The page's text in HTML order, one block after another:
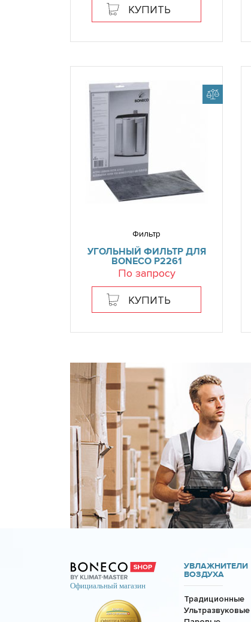
КУПИТЬ
Фильтр
УГОЛЬНЫЙ ФИЛЬТР ДЛЯ
BONECO P2261
По запросу
КУПИТЬ
УВЛАЖНИТЕЛИ
ВОЗДУХА
Традиционные
Ультразвуковые